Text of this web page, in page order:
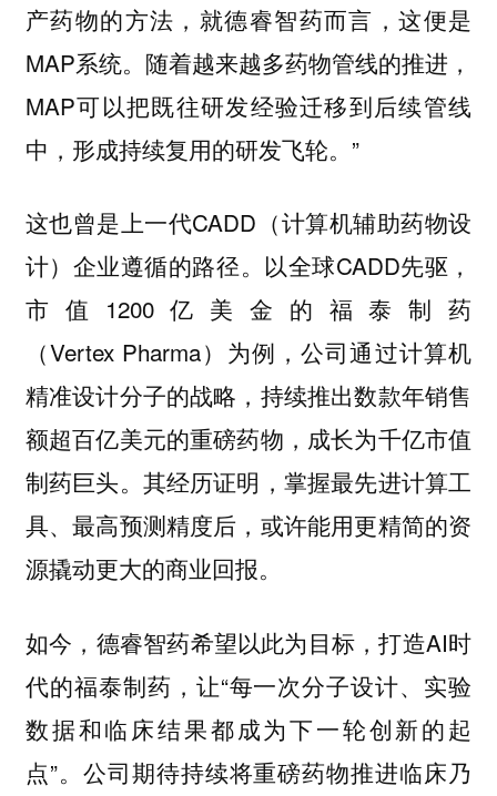
产药物的方法，就德睿智药而言，这便是
MAP系统。随着越来越多药物管线的推进，
MAP可以把既往研发经验迁移到后续管线
中，形成持续复用的研发飞轮。”
这也曾是上一代CADD（计算机辅助药物设
计）企业遵循的路径。以全球CADD先驱，
市值1200亿美金的福泰制药
（Vertex Pharma）为例，公司通过计算机
精准设计分子的战略，持续推出数款年销售
额超百亿美元的重磅药物，成长为千亿市值
制药巨头。其经历证明，掌握最先进计算工
具、最高预测精度后，或许能用更精简的资
源撬动更大的商业回报。
如今，德睿智药希望以此为目标，打造AI时
代的福泰制药，让“每一次分子设计、实验
数据和临床结果都成为下一轮创新的起
点”。公司期待持续将重磅药物推进临床乃